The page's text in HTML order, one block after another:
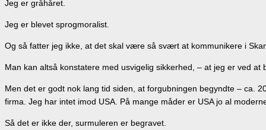
Jeg er gråhåret.
Jeg er blevet sprogmoralist.
Og så fatter jeg ikke, at det skal være så svært at kommunikere i
Man kan altså konstatere med usvigelig sikkerhed, – at jeg er ved at
Men det er godt nok lang tid siden, at forgubningen begyndte – ca.
firma. Jeg har intet imod USA. På mange måder er USA jo al
Så det er ikke der, surmuleren er begravet.